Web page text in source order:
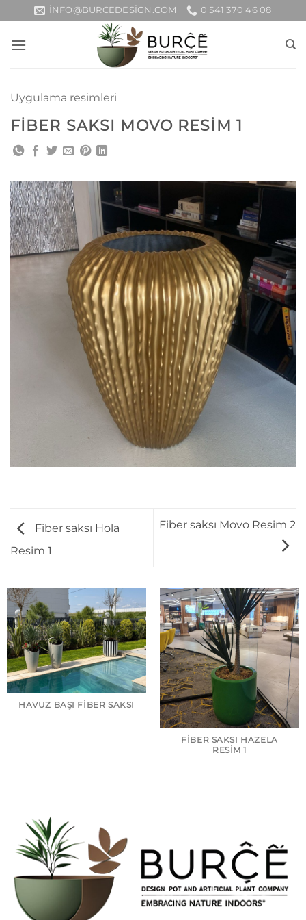
İçeriğe
atla
INFO@BURCEDESIGN.COM 0 541 370 46 08
Uygulama resimleri
FIBER SAKSI MOVO RESIM 1
Fiber saksı Hola
Resim 1
Fiber saksı Movo Resim 2
HAVUZ BAŞI FIBER SAKSI
FIBER SAKSI HAZELA
RESIM 1